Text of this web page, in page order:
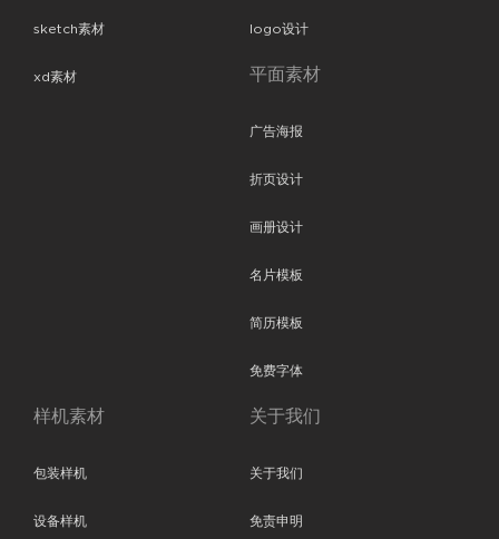
sketch素材
xd素材
logo设计
平面素材
广告海报
折页设计
画册设计
名片模板
简历模板
免费字体
样机素材
包装样机
设备样机
关于我们
关于我们
免责申明